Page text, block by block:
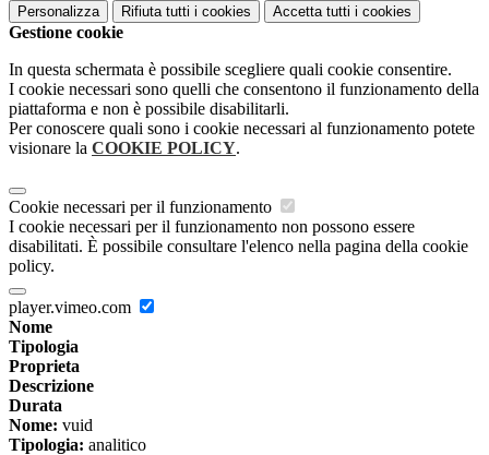
Personalizza Rifiuta tutti i cookies Accetta tutti i cookies
Gestione cookie
In questa schermata è possibile scegliere quali cookie consentire.
I cookie necessari sono quelli che consentono il funzionamento della
piattaforma e non è possibile disabilitarli.
Per conoscere quali sono i cookie necessari al funzionamento potete
visionare la COOKIE POLICY.
Cookie necessari per il funzionamento
I cookie necessari per il funzionamento non possono essere
disabilitati. È possibile consultare l'elenco nella pagina della cookie
policy.
player.vimeo.com
Nome
Tipologia
Proprieta
Descrizione
Durata
Nome: vuid
Tipologia: analitico